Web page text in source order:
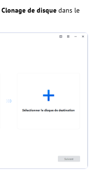
Clonage de disque dans le